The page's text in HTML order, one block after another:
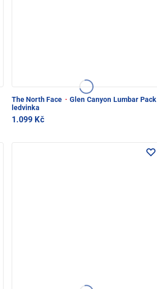
The North Face · Glen Canyon Lumbar Pack
ledvinka
1.099 Kč